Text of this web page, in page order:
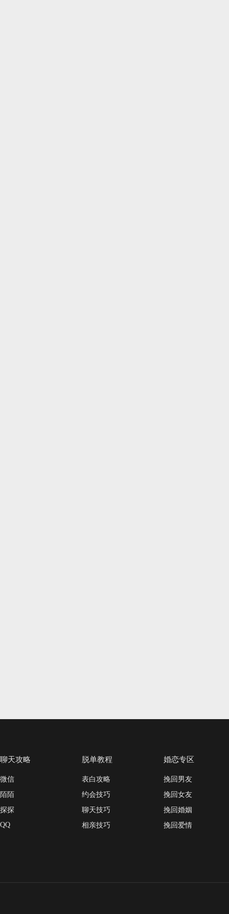
聊天攻略
微信
陌陌
探探
QQ
脱单教程
表白攻略
约会技巧
聊天技巧
相亲技巧
婚恋专区
挽回男友
挽回女友
挽回婚姻
挽回爱情